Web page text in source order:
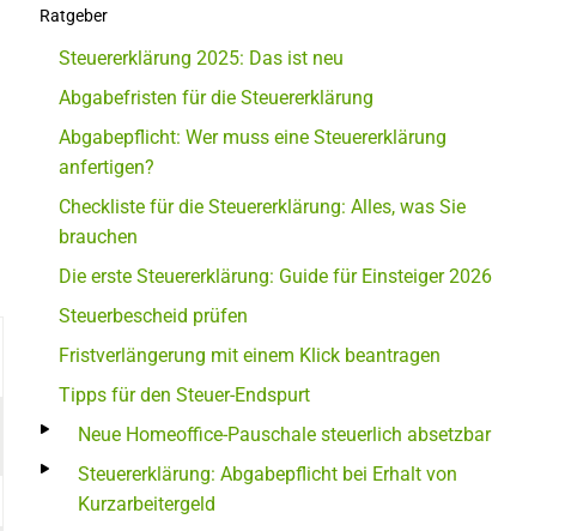
Ratgeber
Steuererklärung 2025: Das ist neu
Abgabefristen für die Steuererklärung
Abgabepflicht: Wer muss eine Steuererklärung
anfertigen?
Checkliste für die Steuererklärung: Alles, was Sie
brauchen
Die erste Steuererklärung: Guide für Einsteiger 2026
Steuerbescheid prüfen
Fristverlängerung mit einem Klick beantragen
Tipps für den Steuer-Endspurt
Neue Homeoffice-Pauschale steuerlich absetzbar
Steuererklärung: Abgabepflicht bei Erhalt von
Kurzarbeitergeld